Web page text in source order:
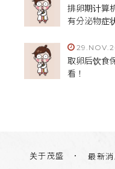
排卵期计算
有分泌物症
取卵后饮食
看！
关于茂盛 最新消